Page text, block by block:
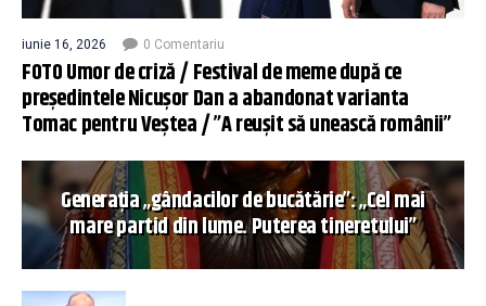
iunie 16, 2026 0 Comentariu
FOTO Umor de criză / Festival de meme după ce
președintele Nicușor Dan a abandonat varianta
Tomac pentru Veștea / ”A reușit să unească românii”
Generația „gândacilor de bucătărie”: „Cel mai
mare partid din lume. Puterea tineretului”